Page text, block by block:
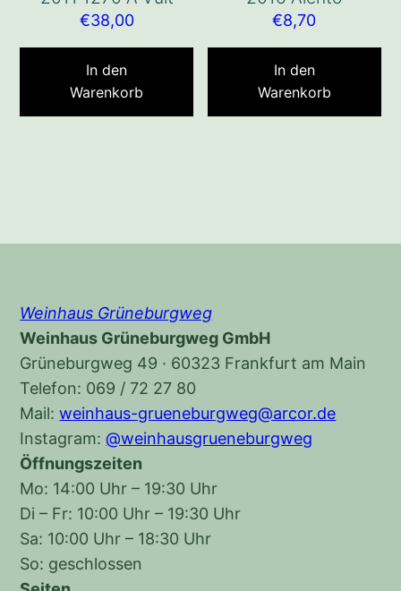
€38,00
In den
Warenkorb
€8,70
In den
Warenkorb
Weinhaus Grüneburgweg
Weinhaus Grüneburgweg GmbH
Grüneburgweg 49 · 60323 Frankfurt am Main
Telefon: 069 / 72 27 80
Mail:weinhaus-grueneburgweg@arcor.de
Instagram:@weinhausgrueneburgweg
Öffnungszeiten
Mo: 14:00 Uhr – 19:30 Uhr
Di – Fr: 10:00 Uhr – 19:30 Uhr
Sa: 10:00 Uhr – 18:30 Uhr
So: geschlossen